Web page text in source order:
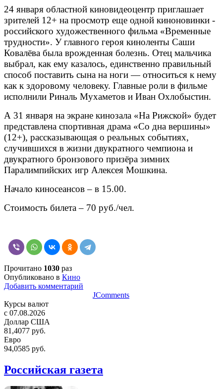
24 января областной киновидеоцентр приглашает
зрителей 12+ на просмотр еще одной киноновинки -
российского художественного фильма «Временные
трудности». У главного героя киноленты Саши
Ковалёва была врожденная болезнь. Отец мальчика
выбрал, как ему казалось, единственно правильный
способ поставить сына на ноги — относиться к нему
как к здоровому человеку. Главные роли в фильме
исполнили Риналь Мухаметов и Иван Охлобыстин.
А 31 января на экране кинозала «На Рижской» будет
представлена спортивная драма «Со дна вершины»
(12+), рассказывающая о реальных событиях,
случившихся в жизни двукратного чемпиона и
двукратного бронзового призёра зимних
Паралимпийских игр Алексея Мошкина.
Начало киносеансов – в 15.00.
Стоимость билета – 70 руб./чел.
Прочитано 1030 раз
Опубликовано в Кино
Добавить комментарий
JComments
Курсы валют
c 07.08.2026
Доллар США
81,4077 руб.
Евро
94,0585 руб.
Российская газета